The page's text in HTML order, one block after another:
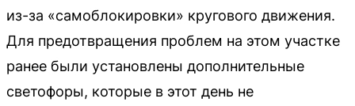
из-за «самоблокировки» кругового движения.
Для предотвращения проблем на этом участке
ранее были установлены дополнительные
светофоры, которые в этот день не